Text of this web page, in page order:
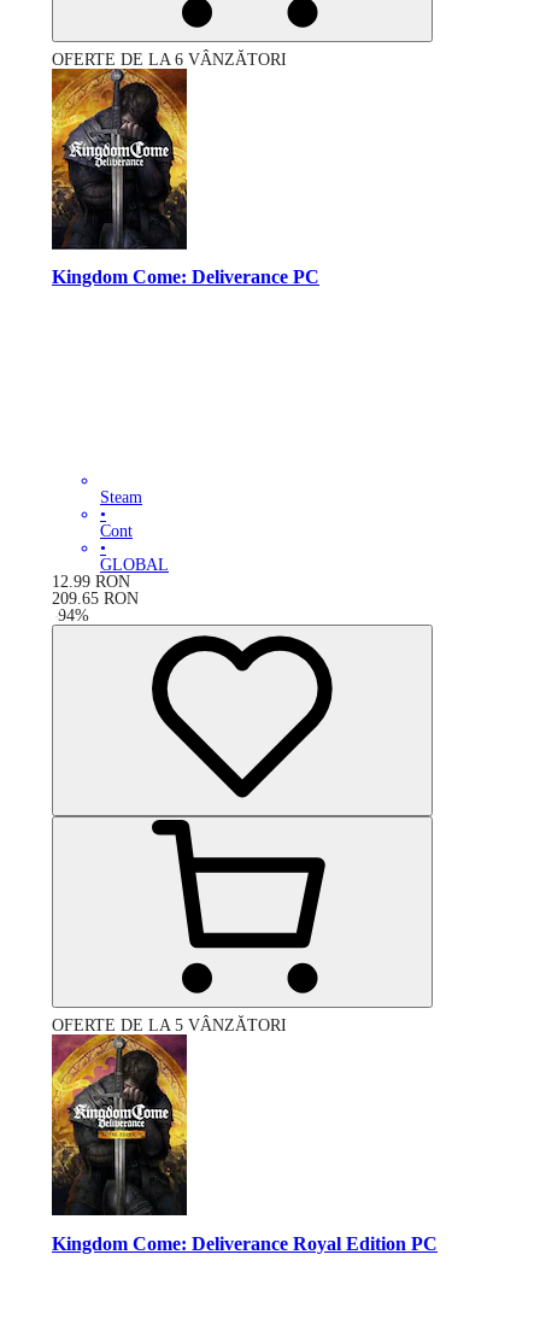
OFERTE DE LA 6 VÂNZĂTORI
Kingdom Come: Deliverance PC
Steam
•
Cont
•
GLOBAL
12.99 RON
209.65 RON
-94%
OFERTE DE LA 5 VÂNZĂTORI
Kingdom Come: Deliverance Royal Edition PC